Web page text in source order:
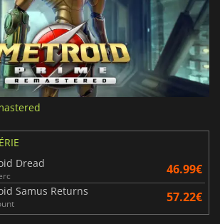
Dread
46.99€
Samus Returns 57.22€